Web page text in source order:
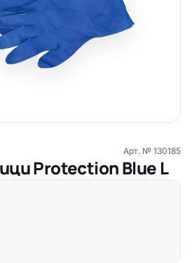
Арт. № 130185
Protection Blue L